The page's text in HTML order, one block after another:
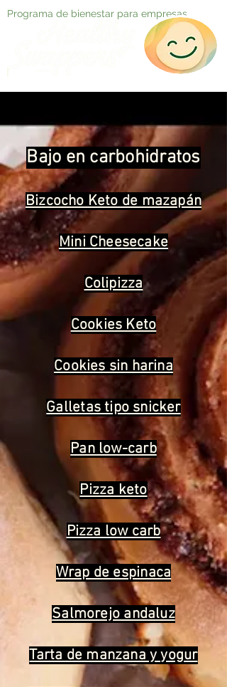
Programa de bienestar para empresas
Bajo en carbohidratos
Bizcocho Keto de mazapán
Mini Cheesecake
Colipizza
Cookies Keto
Cookies sin harina
Galletas tipo snicker
Pan low-carb
Pizza keto
Pizza low carb
Wrap de espinaca
Salmorejo andaluz
Tarta de manzana y yogur